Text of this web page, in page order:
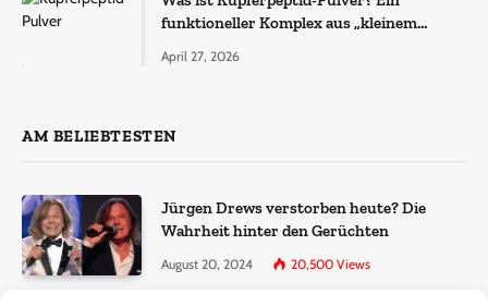
funktioneller Komplex aus „kleinem
April 27, 2026
AM BELIEBTESTEN
Jürgen Drews verstorben heute? Die
Wahrheit hinter den Gerüchten
August 20, 2024 20,500 Views